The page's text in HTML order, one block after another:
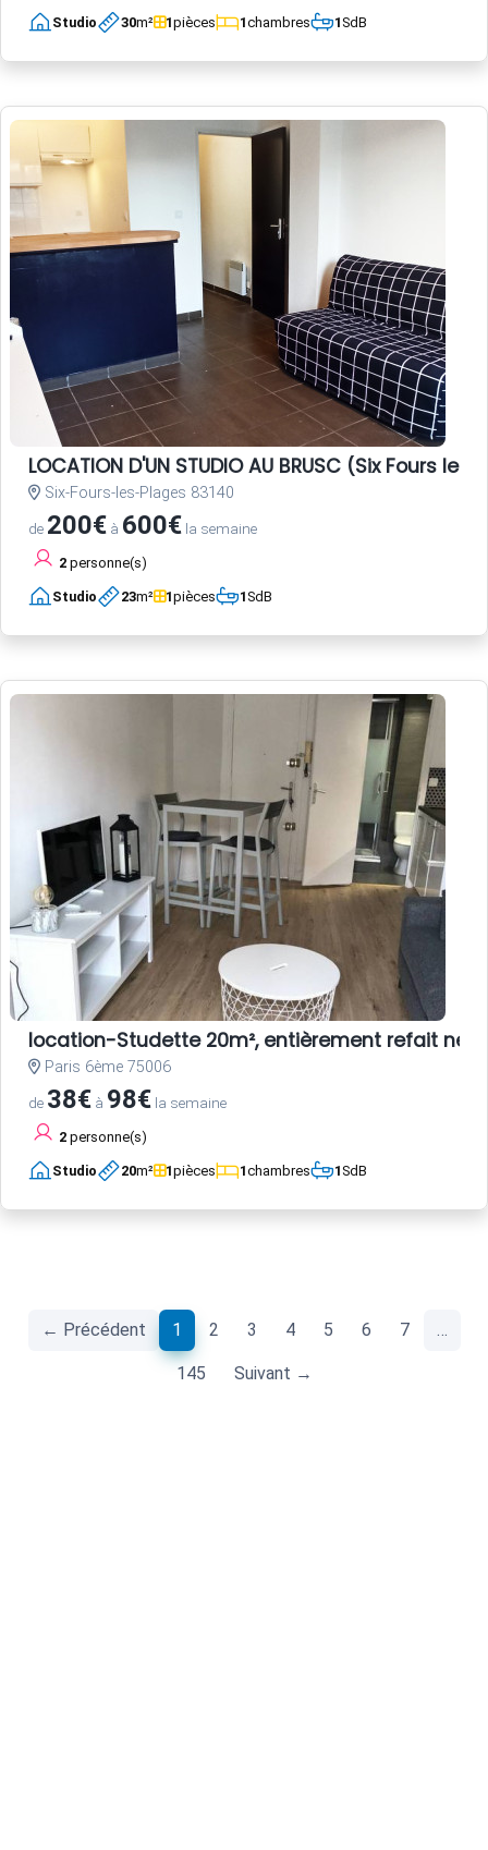
Studio 30m² 1pièces 1chambres 1SdB
LOCATION D'UN STUDIO AU BRUSC (Six Fours les
Six-Fours-les-Plages 83140
de 200€ à 600€ la semaine
2 personne(s)
Studio 23m² 1pièces 1SdB
location-Studette 20m², entièrement refait neuf
Paris 6ème 75006
de 38€ à 98€ la semaine
2 personne(s)
Studio 20m² 1pièces 1chambres 1SdB
← Précédent 1 (current)
2 3 4 5 6 7 …
145 Suivant →